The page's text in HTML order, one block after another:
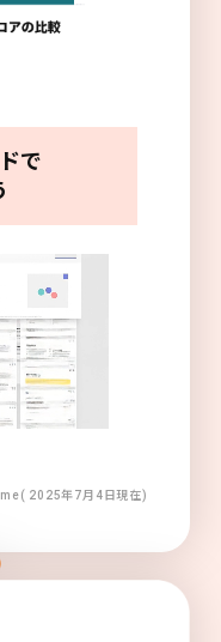
で
2025年7月4日現在)